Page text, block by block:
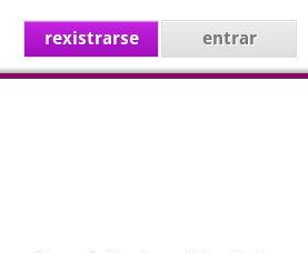
rexistrarse entrar